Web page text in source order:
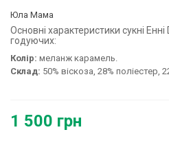
Юла Мама
Основні характеристики сукні
годуючих:
Колір: меланж карамель.
Склад: 50% віскоза, 28% поліестер,
1 500 грн